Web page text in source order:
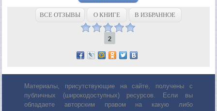
ВСЕ ОТЗЫВЫ О КНИГЕ В ИЗБРАННОЕ
2
Материалы, присутствующие на сайте, получены с
публичных (широкодоступных) ресурсов. Если вы
обладаете авторским правом на какую либо